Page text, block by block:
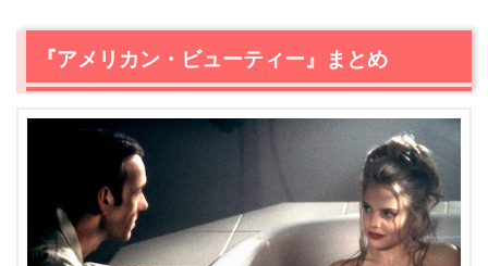
『アメリカン・ビューティー』まとめ